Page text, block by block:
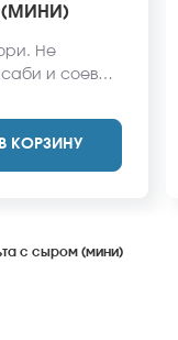
(МИНИ)
Не
и соевый
от
В КОРЗИНУ
с сыром (мини)